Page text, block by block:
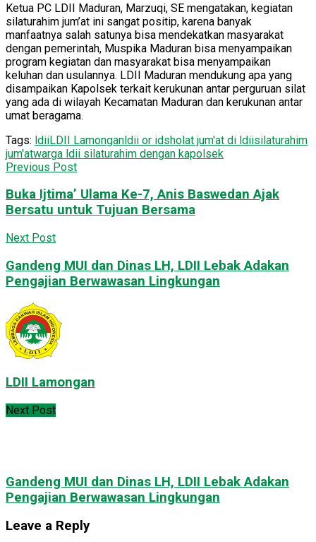
Ketua PC LDII Maduran, Marzuqi, SE mengatakan, kegiatan
silaturahim jum’at ini sangat positip, karena banyak
manfaatnya salah satunya bisa mendekatkan masyarakat
dengan pemerintah, Muspika Maduran bisa menyampaikan
program kegiatan dan masyarakat bisa menyampaikan
keluhan dan usulannya. LDII Maduran mendukung apa yang
disampaikan Kapolsek terkait kerukunan antar perguruan silat
yang ada di wilayah Kecamatan Maduran dan kerukunan antar
umat beragama.
Tags: ldiiLDII Lamonganldii or idsholat jum'at di ldiisilaturahim
jum'atwarga ldii silaturahim dengan kapolsek
Previous Post
Buka Ijtima’ Ulama Ke-7, Anis Baswedan Ajak
Bersatu untuk Tujuan Bersama
Next Post
Gandeng MUI dan Dinas LH, LDII Lebak Adakan
Pengajian Berwawasan Lingkungan
LDII Lamongan
Next Post
Gandeng MUI dan Dinas LH, LDII Lebak Adakan
Pengajian Berwawasan Lingkungan
Leave a Reply